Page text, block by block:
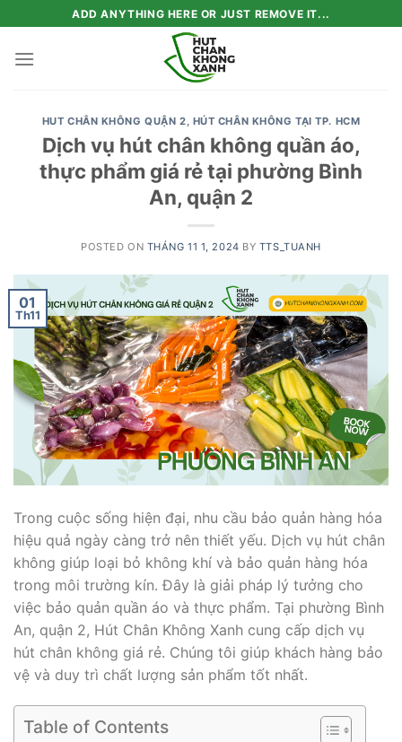
to
content
ADD ANYTHING HERE OR JUST REMOVE IT...
HUT CHÂN KHÔNG QUẬN 2, HÚT CHÂN KHÔNG TẠI TP. HCM
Dịch vụ hút chân không quần áo,
thực phẩm giá rẻ tại phường Bình
An, quận 2
POSTED ON THÁNG 11 1, 2024 BY TTS_TUANH
01
Th11
Trong cuộc sống hiện đại, nhu cầu bảo quản hàng hóa
hiệu quả ngày càng trở nên thiết yếu. Dịch vụ hút chân
không giúp loại bỏ không khí và bảo quản hàng hóa
trong môi trường kín. Đây là giải pháp lý tưởng cho
việc bảo quản quần áo và thực phẩm. Tại phường Bình
An, quận 2, Hút Chân Không Xanh cung cấp dịch vụ
hút chân không giá rẻ. Chúng tôi giúp khách hàng bảo
vệ và duy trì chất lượng sản phẩm tốt nhất.
Table of Contents